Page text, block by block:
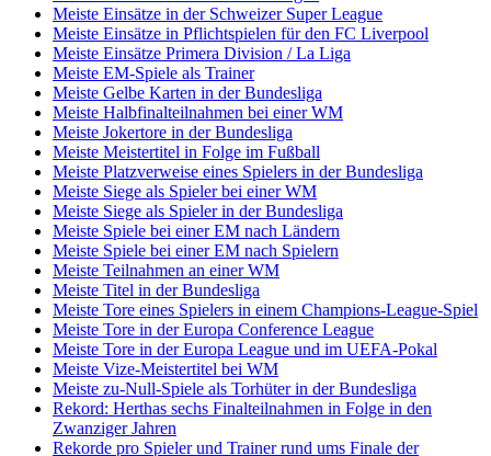
Meiste Einsätze in der Schweizer Super League
Meiste Einsätze in Pflichtspielen für den FC Liverpool
Meiste Einsätze Primera Division / La Liga
Meiste EM-Spiele als Trainer
Meiste Gelbe Karten in der Bundesliga
Meiste Halbfinalteilnahmen bei einer WM
Meiste Jokertore in der Bundesliga
Meiste Meistertitel in Folge im Fußball
Meiste Platzverweise eines Spielers in der Bundesliga
Meiste Siege als Spieler bei einer WM
Meiste Siege als Spieler in der Bundesliga
Meiste Spiele bei einer EM nach Ländern
Meiste Spiele bei einer EM nach Spielern
Meiste Teilnahmen an einer WM
Meiste Titel in der Bundesliga
Meiste Tore eines Spielers in einem Champions-League-Spiel
Meiste Tore in der Europa Conference League
Meiste Tore in der Europa League und im UEFA-Pokal
Meiste Vize-Meistertitel bei WM
Meiste zu-Null-Spiele als Torhüter in der Bundesliga
Rekord: Herthas sechs Finalteilnahmen in Folge in den
Zwanziger Jahren
Rekorde pro Spieler und Trainer rund ums Finale der